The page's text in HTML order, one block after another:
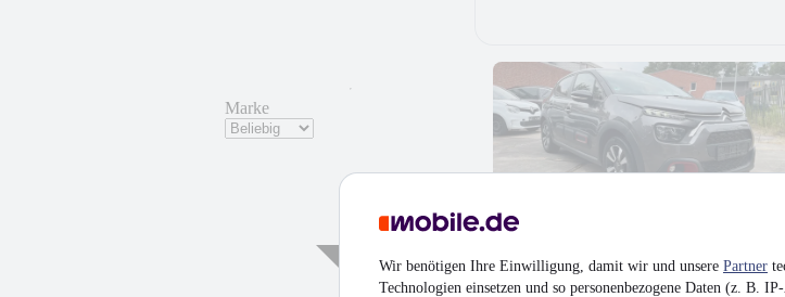
Wir benötigen Ihre Einwilligung, damit wir und unsere Partner
Technologien einsetzen und so personenbezogene Daten (z. B.
Marke